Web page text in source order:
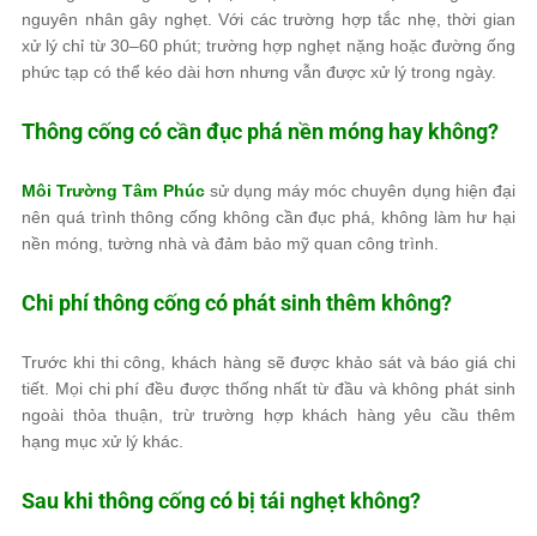
nguyên nhân gây nghẹt. Với các trường hợp tắc nhẹ, thời gian
xử lý chỉ từ 30–60 phút; trường hợp nghẹt nặng hoặc đường ống
phức tạp có thể kéo dài hơn nhưng vẫn được xử lý trong ngày.
Thông cống có cần đục phá nền móng hay không?
Môi Trường Tâm Phúcsử dụng máy móc chuyên dụng hiện đại
nên quá trình thông cống không cần đục phá, không làm hư hại
nền móng, tường nhà và đảm bảo mỹ quan công trình.
Chi phí thông cống có phát sinh thêm không?
Trước khi thi công, khách hàng sẽ được khảo sát và báo giá chi
tiết. Mọi chi phí đều được thống nhất từ đầu và không phát sinh
ngoài thỏa thuận, trừ trường hợp khách hàng yêu cầu thêm
hạng mục xử lý khác.
Sau khi thông cống có bị tái nghẹt không?